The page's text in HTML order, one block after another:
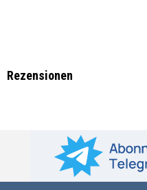
Rezensionen